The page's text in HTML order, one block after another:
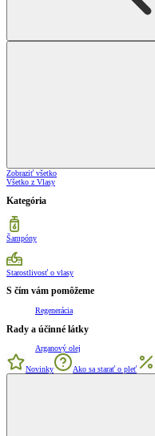
Zobraziť všetko
Všetko z Vlasy
Kategória
Šampóny
Starostlivosť o vlasy
S čím vám pomôžeme
Regenerácia
Rady a účinné látky
Arganový olej
Novinky Ako sa starať o pleť